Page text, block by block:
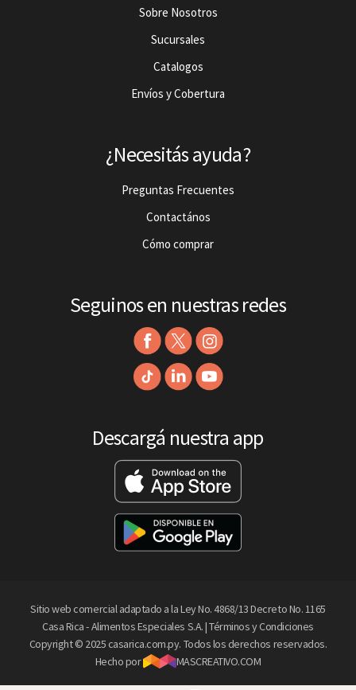
Sobre Nosotros
Sucursales
Catalogos
Envíos y Cobertura
¿Necesitás ayuda?
Preguntas Frecuentes
Contactános
Cómo comprar
Seguinos en nuestras redes
Descargá nuestra app
Sitio web comercial adaptado a la Ley No. 4868/13 Decreto No. 1165
Casa Rica - Alimentos Especiales S.A. |Términos y Condiciones
Copyright © 2025 casarica.com.py. Todos los derechos reservados.
Hecho por
MASCREATIVO.COM